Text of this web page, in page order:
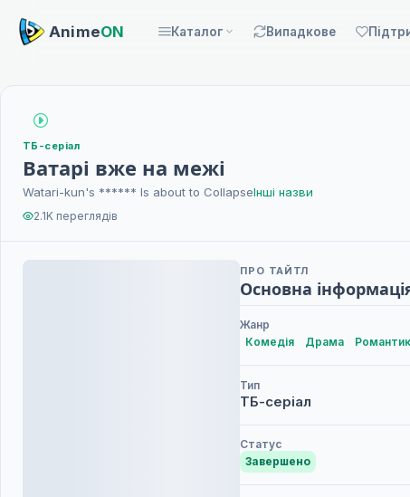
AnimeON Каталог Випадкове
ТБ-серіал
Ватарі вже на межі
Watari-kun's ****** Is about to CollapseІнші назви
2.1K переглядів
ПРО ТАЙТЛ
Основна
Жанр
Комедія
Драма
Тип
ТБ-серіал
Статус
Завершено